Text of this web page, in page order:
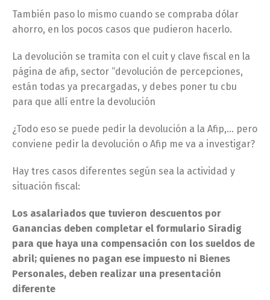
También paso lo mismo cuando se compraba dólar
ahorro, en los pocos casos que pudieron hacerlo.
La devolución se tramita con el cuit y clave fiscal en la
página de afip, sector “devolución de percepciones,
están todas ya precargadas, y debes poner tu cbu
para que allí entre la devolución
¿Todo eso se puede pedir la devolución a la Afip,… pero
conviene pedir la devolución o Afip me va a investigar?
Hay tres casos diferentes según sea la actividad y
situación fiscal:
Los asalariados que tuvieron descuentos por
Ganancias deben completar el formulario Siradig
para que haya una compensación con los sueldos de
abril; quienes no pagan ese impuesto ni Bienes
Personales, deben realizar una presentación
diferente